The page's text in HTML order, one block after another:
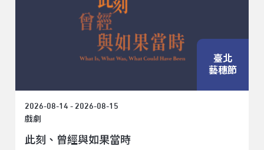
臺北
藝穗節
2026-08-14 - 2026-08-15
戲劇
此刻、曾經與如果當時